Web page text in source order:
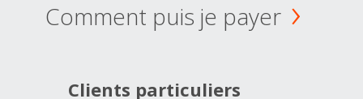
Comment puis je payer
Clients particuliers